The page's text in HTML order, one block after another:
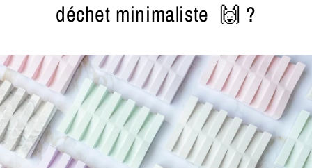
déchet minimaliste 🙌 ?